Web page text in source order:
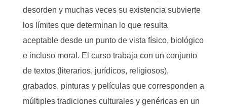
desorden y muchas veces su existencia subvierte
los límites que determinan lo que resulta
aceptable desde un punto de vista físico, biológico
e incluso moral. El curso trabaja con un conjunto
de textos (literarios, jurídicos, religiosos),
grabados, pinturas y películas que corresponden a
múltiples tradiciones culturales y genéricas en un